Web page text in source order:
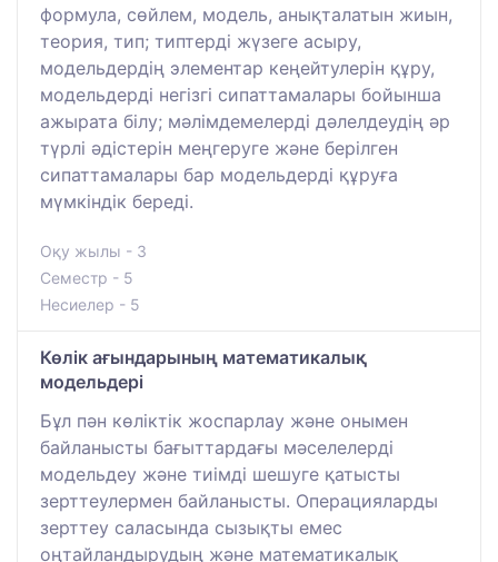
формула, сөйлем, модель, анықталатын жиын,
теория, тип; типтерді жүзеге асыру,
модельдердің элементар кеңейтулерін құру,
модельдерді негізгі сипаттамалары бойынша
ажырата білу; мәлімдемелерді дәлелдеудің әр
түрлі әдістерін меңгеруге және берілген
сипаттамалары бар модельдерді құруға
мүмкіндік береді.
Оқу жылы - 3
Семестр - 5
Несиелер - 5
Көлік ағындарының математикалық
модельдері
Бұл пән көліктік жоспарлау және онымен
байланысты бағыттардағы мәселелерді
модельдеу және тиімді шешуге қатысты
зерттеулермен байланысты. Операцияларды
зерттеу саласында сызықты емес
оңтайландырудың және математикалық